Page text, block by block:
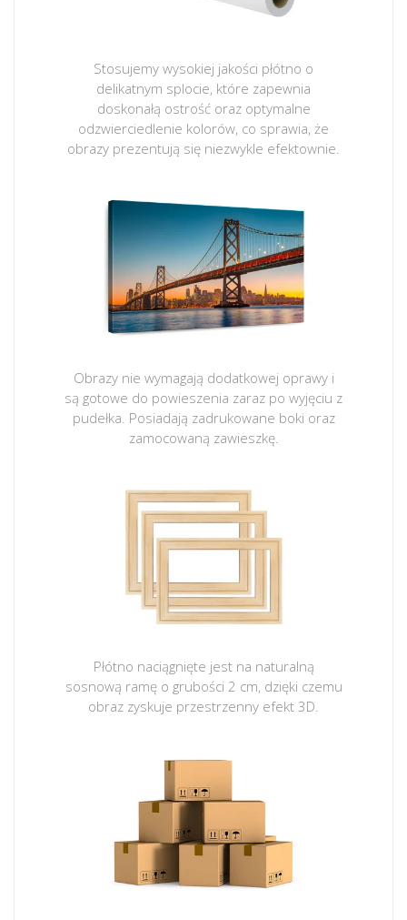
Stosujemy wysokiej jakości płótno o
delikatnym splocie, które zapewnia
doskonałą ostrość oraz optymalne
odzwierciedlenie kolorów, co sprawia, że
obrazy prezentują się niezwykle efektownie.
Obrazy nie wymagają dodatkowej oprawy i
są gotowe do powieszenia zaraz po wyjęciu z
pudełka. Posiadają zadrukowane boki oraz
zamocowaną zawieszkę.
Płótno naciągnięte jest na naturalną
sosnową ramę o grubości 2 cm, dzięki czemu
obraz zyskuje przestrzenny efekt 3D.